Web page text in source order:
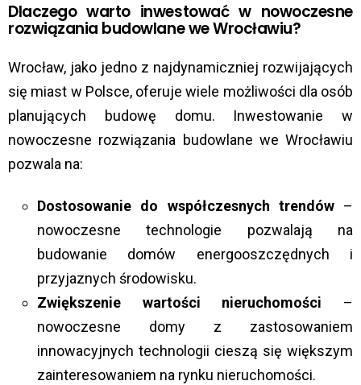
Dlaczego warto inwestować w nowoczesne
rozwiązania budowlane we Wrocławiu?
Wrocław, jako jedno z najdynamiczniej rozwijających
się miast w Polsce, oferuje wiele możliwości dla osób
planujących budowę domu. Inwestowanie w
nowoczesne rozwiązania budowlane we Wrocławiu
pozwala na:
Dostosowanie do współczesnych trendów–
nowoczesne technologie pozwalają na
budowanie domów energooszczędnych i
przyjaznych środowisku.
Zwiększenie wartości nieruchomości –
nowoczesne domy z zastosowaniem
innowacyjnych technologii cieszą się większym
zainteresowaniem na rynku nieruchomości.